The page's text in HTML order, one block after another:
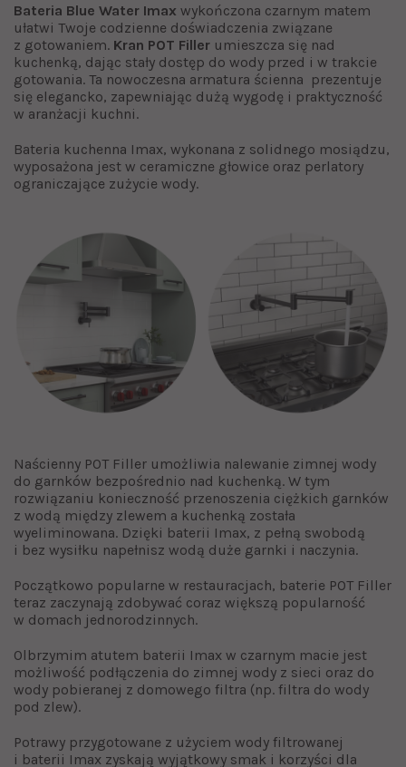
Bateria Blue Water Imax wykończona czarnym matem
ułatwi Twoje codzienne doświadczenia związane
z gotowaniem. Kran POT Filler umieszcza się nad
kuchenką, dając stały dostęp do wody przed i w trakcie
gotowania. Ta nowoczesna armatura ścienna prezentuje
się elegancko, zapewniając dużą wygodę i praktyczność
w aranżacji kuchni.
Bateria kuchenna Imax, wykonana z solidnego mosiądzu,
wyposażona jest w ceramiczne głowice oraz perlatory
ograniczające zużycie wody.
Naścienny POT Filler umożliwia nalewanie zimnej wody
do garnków bezpośrednio nad kuchenką. W tym
rozwiązaniu konieczność przenoszenia ciężkich garnków
z wodą między zlewem a kuchenką została
wyeliminowana. Dzięki baterii Imax, z pełną swobodą
i bez wysiłku napełnisz wodą duże garnki i naczynia.
Początkowo popularne w restauracjach, baterie POT Filler
teraz zaczynają zdobywać coraz większą popularność
w domach jednorodzinnych.
Olbrzymim atutem baterii Imax w czarnym macie jest
możliwość podłączenia do zimnej wody z sieci oraz do
wody pobieranej z domowego filtra (np. filtra do wody
pod zlew).
Potrawy przygotowane z użyciem wody filtrowanej
i baterii Imax zyskają wyjątkowy smak i korzyści dla